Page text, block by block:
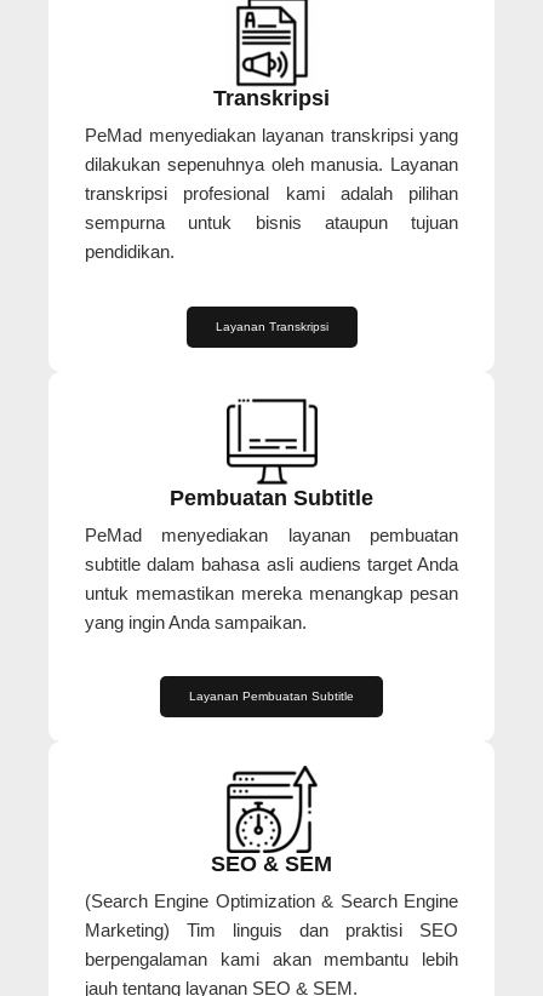
Transkripsi
PeMad menyediakan layanan transkripsi yang
dilakukan sepenuhnya oleh manusia. Layanan
transkripsi profesional kami adalah pilihan
sempurna untuk bisnis ataupun tujuan
pendidikan.
Layanan Transkripsi
Pembuatan Subtitle
PeMad menyediakan layanan pembuatan
subtitle dalam bahasa asli audiens target Anda
untuk memastikan mereka menangkap pesan
yang ingin Anda sampaikan.
Layanan Pembuatan Subtitle
SEO & SEM
(Search Engine Optimization & Search Engine
Marketing) Tim linguis dan praktisi SEO
berpengalaman kami akan membantu lebih
jauh tentang layanan SEO & SEM.